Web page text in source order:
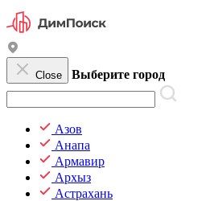
Close Выберите город
Азов
Анапа
Армавир
Архыз
Астрахань